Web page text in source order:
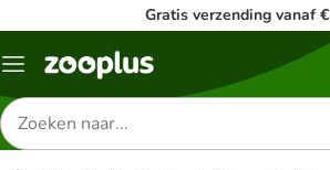
Gratis verzending vanaf
Menu
Zoeken
naar
producten